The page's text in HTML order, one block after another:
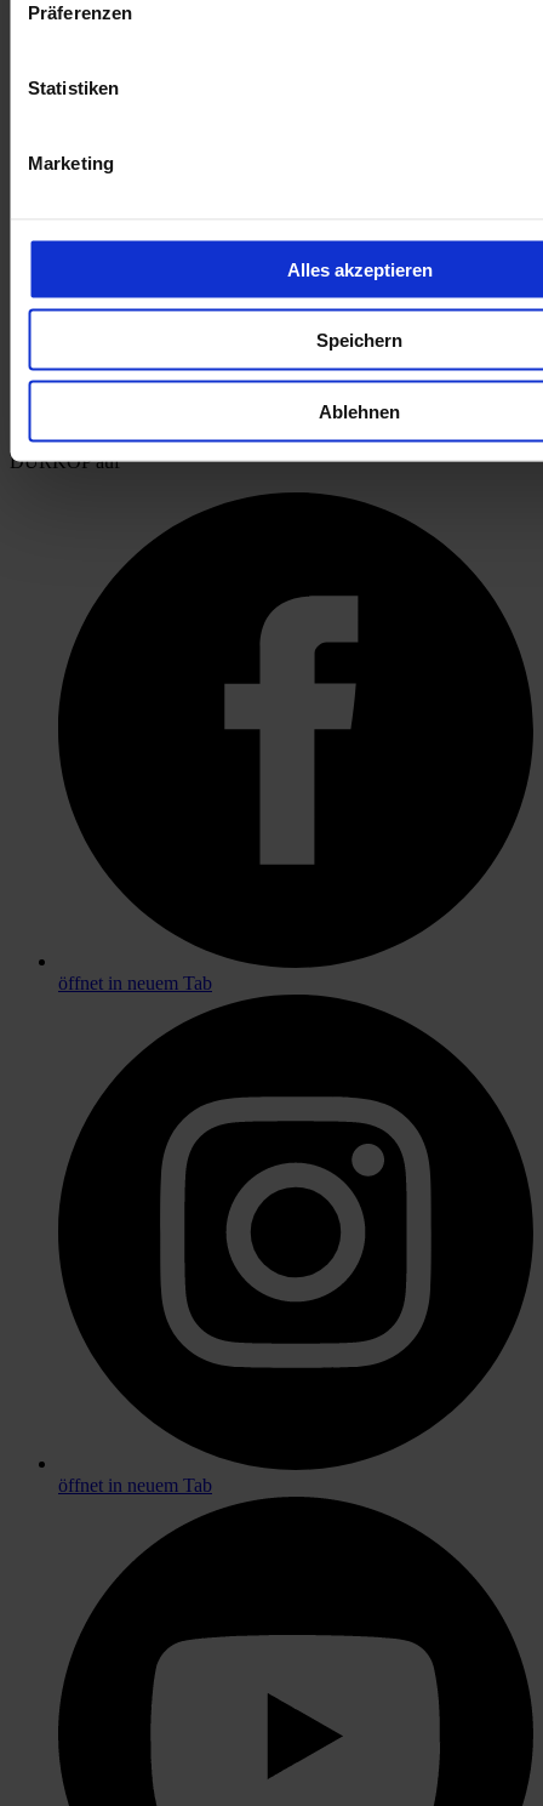
Präferenzen
Statistiken
Marketing
Alles akzeptieren
Speichern
Ablehnen
DÜRKOP auf
öffnet in neuem Tab
öffnet in neuem Tab